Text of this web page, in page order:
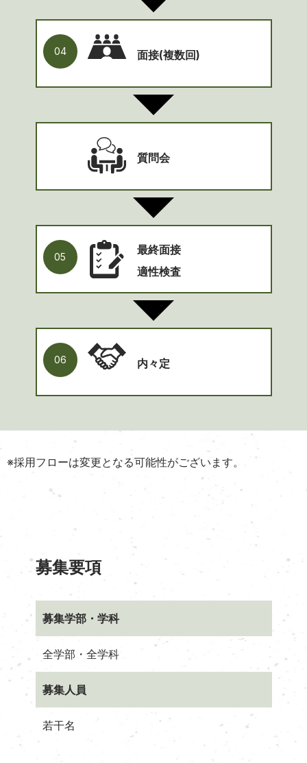
04 面接(複数回)
質問会
05
最終面接
適性検査
06 内々定
※採用フローは変更となる可能性がございます。
募集要項
募集学部・学科
全学部・全学科
募集人員
若干名